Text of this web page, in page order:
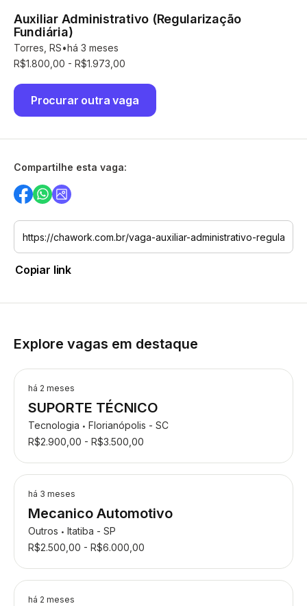
Auxiliar Administrativo (Regularização
Fundiária)
Torres, RS há 3 meses
R$1.800,00 - R$1.973,00
Procurar outra vaga
Compartilhe esta vaga:
Copiar link
Explore vagas em destaque
há 2 meses
SUPORTE TÉCNICO
Tecnologia • Florianópolis - SC
R$2.900,00 - R$3.500,00
há 3 meses
Mecanico Automotivo
Outros • Itatiba - SP
R$2.500,00 - R$6.000,00
há 2 meses